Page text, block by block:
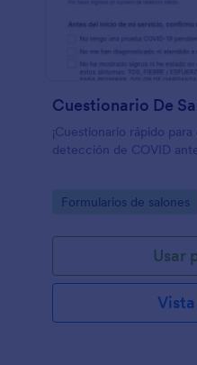
Cuestionario De
¡Cuestionario rápido
detección de COVID
Go to Category:
Formularios de salones
Usar